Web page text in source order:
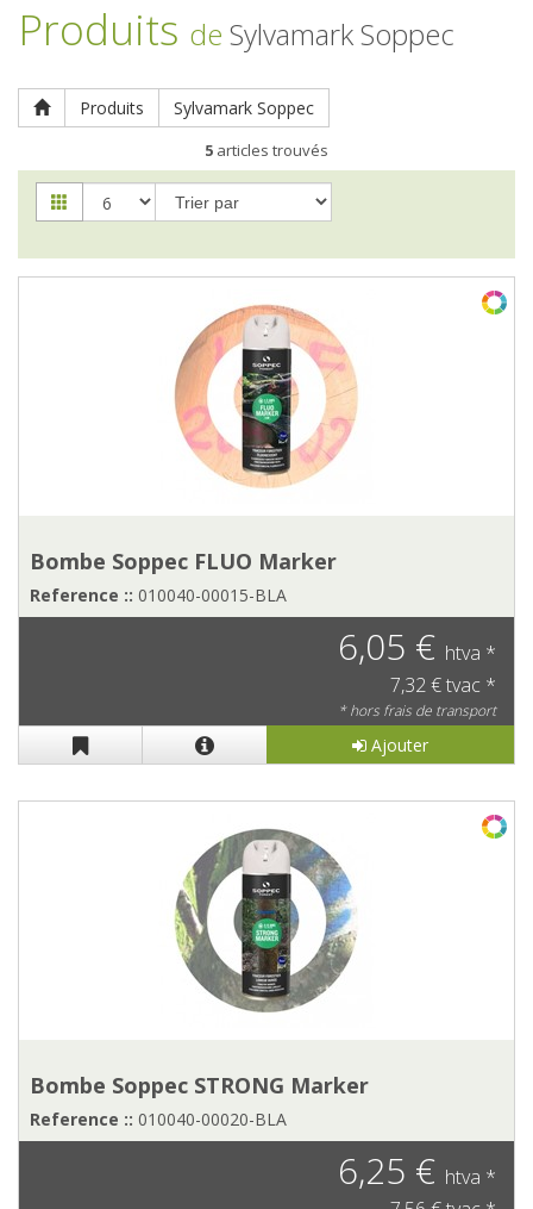
Produits de Sylvamark Soppec
Produits Sylvamark Soppec
5 articles trouvés
Bombe Soppec FLUO Marker
Reference :: 010040-00015-BLA
6,05 € htva *
7,32 € tvac *
* hors frais de transport
Ajouter
Bombe Soppec STRONG Marker
Reference :: 010040-00020-BLA
6,25 € htva *